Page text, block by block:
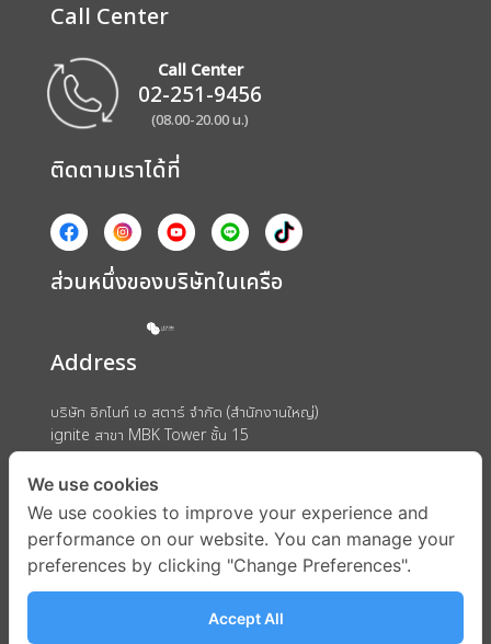
Call Center
Call Center
02-251-9456
(08.00-20.00 น.)
ติดตามเราได้ที่
ส่วนหนึ่งของบริษัทในเครือ
Address
บริษัท อิกไนท์ เอ สตาร์ จำกัด (สำนักงานใหญ่)
ignite สาขา MBK Tower ชั้น 15
ถนนพญาไท แขวงวังใหม่ เขตปทุมวัน กรุงเทพมหานคร 10330
We use cookies
We use cookies to improve your experience and
performance on our website. You can manage your
preferences by clicking "Change Preferences".
Accept All